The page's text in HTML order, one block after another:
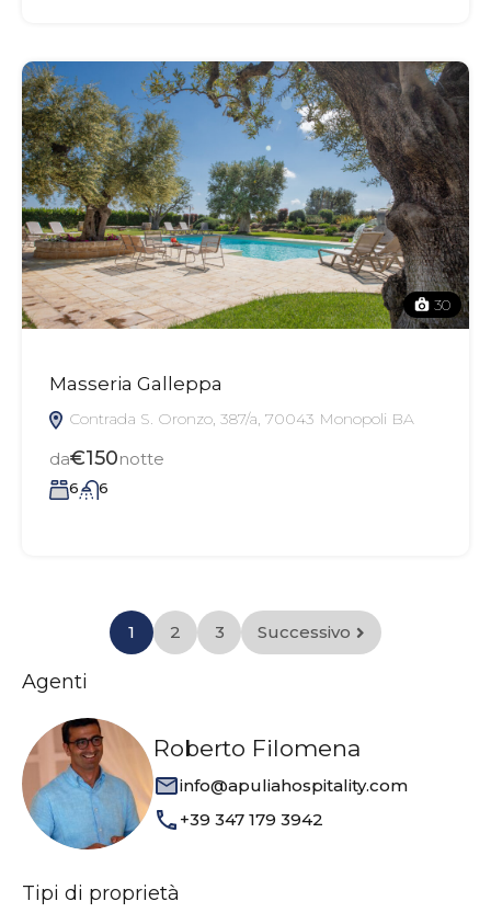
30
Masseria Galleppa
Contrada S. Oronzo, 387/a, 70043 Monopoli BA
da€150notte
6 6
1 2 3 Successivo
Agenti
Roberto Filomena
info@apuliahospitality.com
+39 347 179 3942
Tipi di proprietà